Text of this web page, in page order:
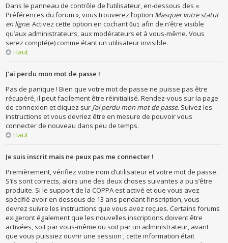
Dans le panneau de contrôle de l’utilisateur, en-dessous des «
Préférences du forum », vous trouverez l’option Masquer votre statut
en ligne. Activez cette option en cochantOui afin de n’être visible
qu’aux administrateurs, aux modérateurs et à vous-même. Vous
serez compté(e) comme étant un utilisateur invisible.
Haut
J’ai perdu mon mot de passe !
Pas de panique ! Bien que votre mot de passe ne puisse pas être
récupéré, il peut facilement être réinitialisé. Rendez-vous sur la page
de connexion et cliquez sur J’ai perdu mon mot de passe. Suivez les
instructions et vous devriez être en mesure de pouvoir vous
connecter de nouveau dans peu de temps.
Haut
Je suis inscrit mais ne peux pas me connecter !
Premièrement, vérifiez votre nom d’utilisateur et votre mot de passe.
S’ils sont corrects, alors une des deux choses suivantes a pu s’être
produite. Si le support de la COPPA est activé et que vous avez
spécifié avoir en dessous de 13 ans pendant l’inscription, vous
devrez suivre les instructions que vous avez reçues. Certains forums
exigeront également que les nouvelles inscriptions doivent être
activées, soit par vous-même ou soit par un administrateur, avant
que vous puissiez ouvrir une session ; cette information était